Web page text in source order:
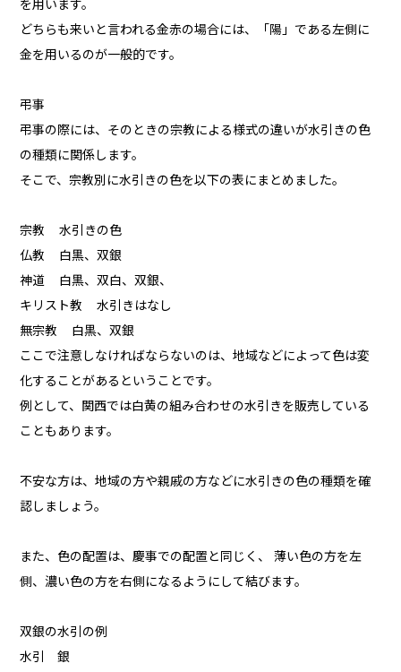
を用います。
どちらも来いと言われる金赤の場合には、「陽」である左側に
金を用いるのが一般的です。
弔事
弔事の際には、そのときの宗教による様式の違いが水引きの色
の種類に関係します。
そこで、宗教別に水引きの色を以下の表にまとめました。
宗教 水引きの色
仏教 白黒、双銀
神道 白黒、双白、双銀、
キリスト教 水引きはなし
無宗教 白黒、双銀
ここで注意しなければならないのは、地域などによって色は変
化することがあるということです。
例として、関西では白黄の組み合わせの水引きを販売している
こともあります。
不安な方は、地域の方や親戚の方などに水引きの色の種類を確
認しましょう。
また、色の配置は、慶事での配置と同じく、 薄い色の方を左
側、濃い色の方を右側になるようにして結びます。
双銀の水引の例
水引 銀